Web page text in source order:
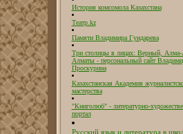
История комсомола Казахстана
Театр.kz
Памяти Владимира Гундарева
Три столицы в лицах: Верный, Алма-
Алматы - персональный сайт
Проскурина
Казахстанская Академия
мастерства
"Книголюб" - литературно-
портал
Русский язык и литература в